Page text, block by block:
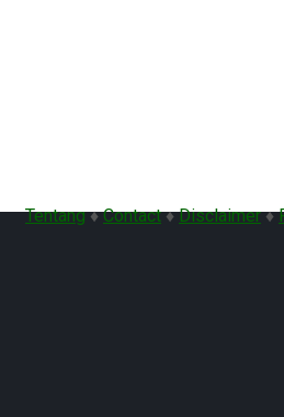
Tentang♦Contact♦Disclaimer♦